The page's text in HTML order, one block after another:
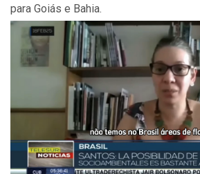
para Goiás e Bahia.